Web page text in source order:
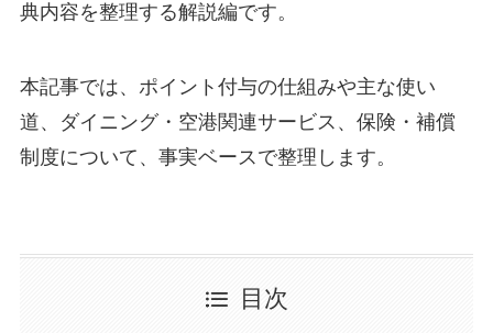
典内容を整理する解説編です。
本記事では、ポイント付与の仕組みや主な使い
道、ダイニング・空港関連サービス、保険・補償
制度について、事実ベースで整理します。
目次